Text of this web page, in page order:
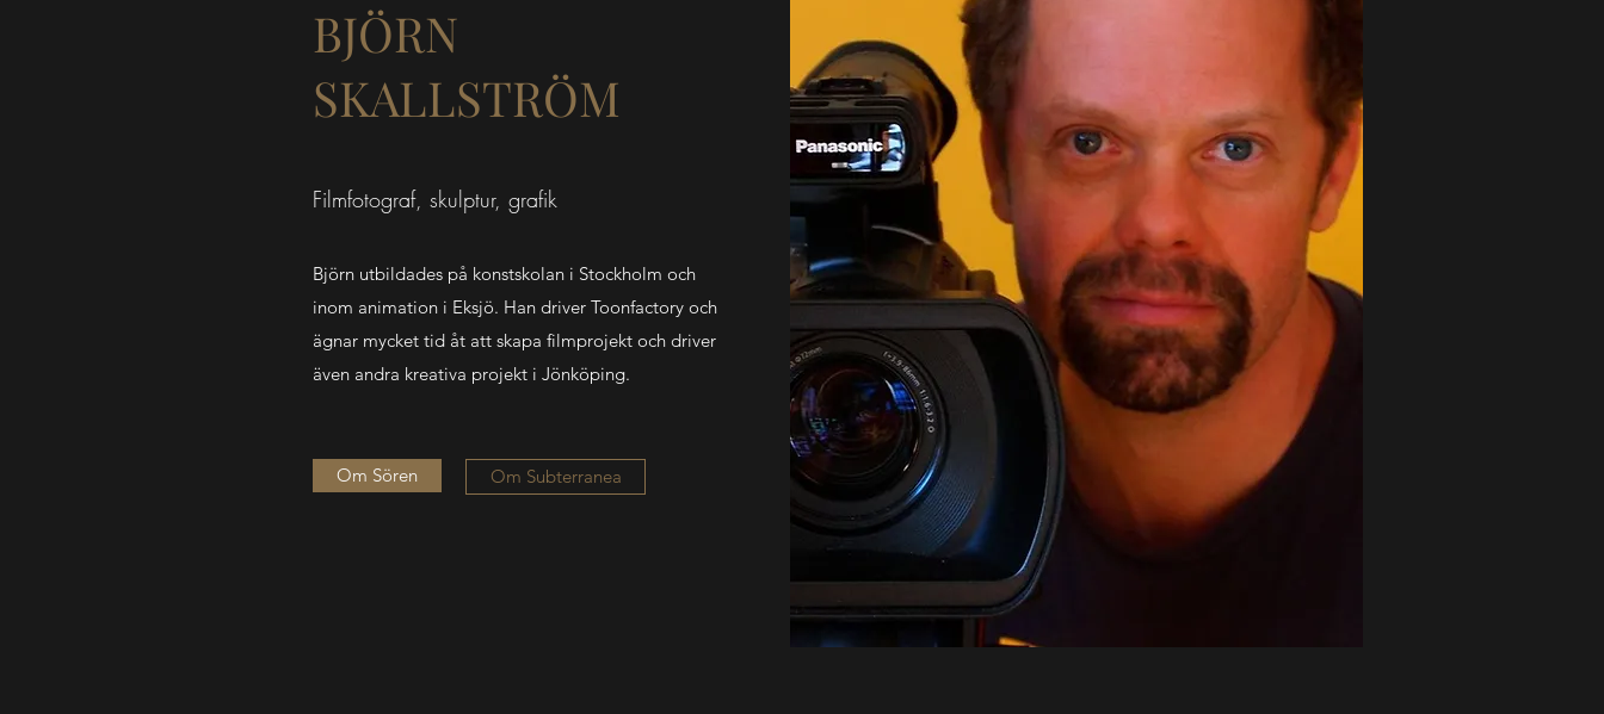
BJÖRN
SKALLSTRÖM
Filmfotograf, skulptur, grafik
Björn utbildades på konstskolan i Stockholm och
inom animation i Eksjö. Han driver Toonfactory och
ägnar mycket tid åt att skapa filmprojekt och driver
även andra kreativa projekt i Jönköping.
Om Sören Om Subterranea